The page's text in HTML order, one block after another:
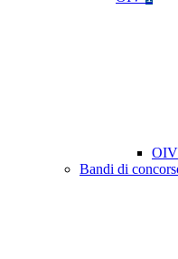
OIV
Bandi di